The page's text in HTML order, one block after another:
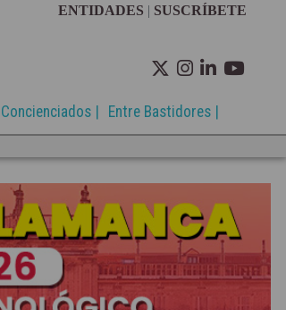
ENTIDADES | SUSCRÍBETE
| Concienciados | Entre Bastidores |